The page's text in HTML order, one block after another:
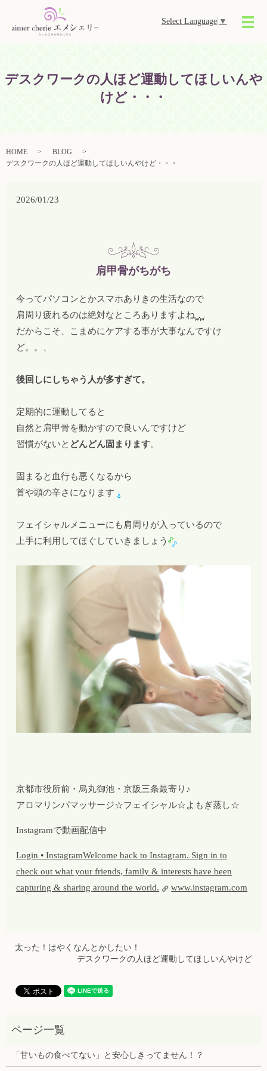
Select Language ▼
メ
デスクワークの人ほど運動してほしいんや
けど・・・
HOME
BLOG
デスクワークの人ほど運動してほしいんやけど・・・
2026/01/23
肩甲骨がちがち
今ってパソコンとかスマホありきの生活なので
肩周り疲れるのは絶対なところありますよね
だからこそ、こまめにケアする事が大事なんですけ
ど。。、
後回しにしちゃう人が多すぎて。
定期的に運動してると
自然と肩甲骨を動かすので良いんですけど
習慣がないと どんどん固まります。
固まると血行も悪くなるから
首や頭の辛さになります
フェイシャルメニューにも肩周りが入っているので
上手に利用してほぐしていきましょう
京都市役所前・烏丸御池・京阪三条最寄り♪
アロマリンパマッサージ☆フェイシャル☆よもぎ蒸し☆
Instagramで動画配信中
Login • InstagramWelcome back to Instagram. Sign in to
check out what your friends, family & interests have been
capturing & sharing around the world.
www.instagram.com
太った！はやくなんとかしたい！
デスクワークの人ほど運動してほしいんやけど
「甘いもの食べてない」と安心しきってません！？